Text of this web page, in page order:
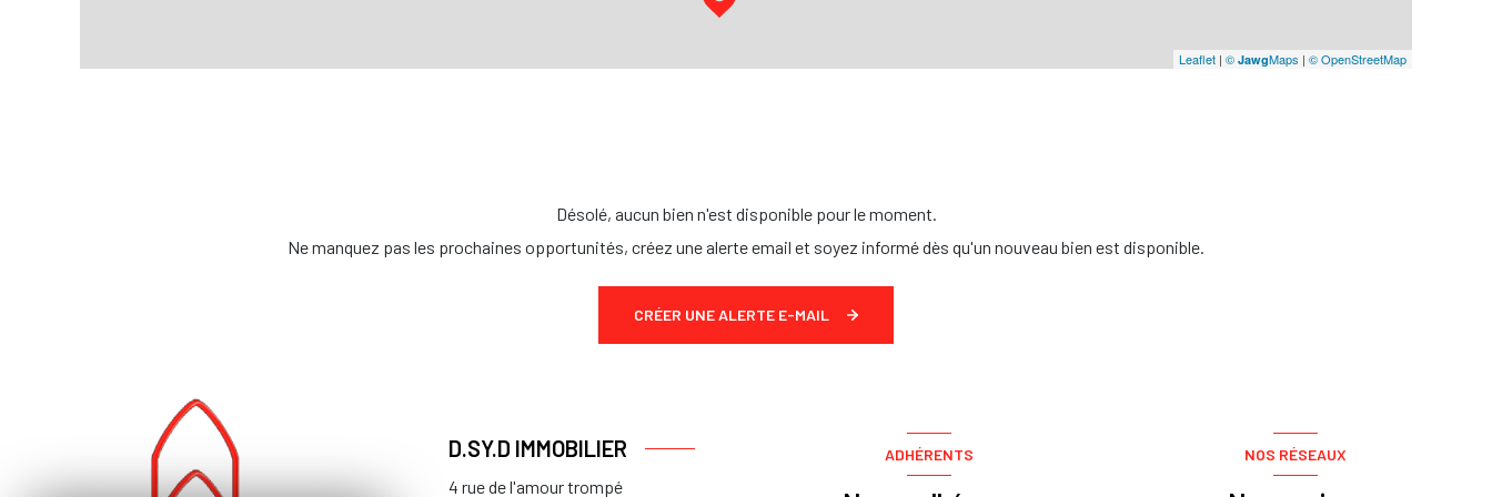
Leaflet | © JawgMaps | © OpenStreetMap
Désolé, aucun bien n'est disponible pour le moment.
Ne manquez pas les prochaines opportunités, créez une alerte email et soyez informé dès qu'un nouveau bien est disponible.
CRÉER UNE ALERTE E-MAIL
D.SY.D IMMOBILIER
4 rue de l'amour trompé
ADHÉRENTS NOS RÉSEAUX